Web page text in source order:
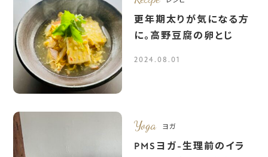
更年期太りが気になる方
に。高野豆腐の卵とじ
2024.08.01
Yoga ヨガ
PMSヨガ-生理前のイラ